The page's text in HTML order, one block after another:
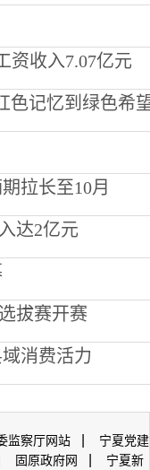
资收入7.07亿元
色记忆到绿色希
拉长至10月
达2亿元
拔赛开赛
消费活力
监察厅网站
宁夏党建
固原政府网
宁夏新